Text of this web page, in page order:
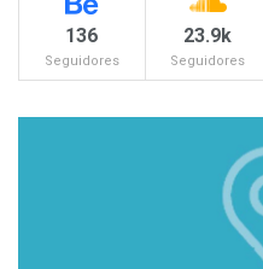
136
Seguidores
23.9k
Seguidores